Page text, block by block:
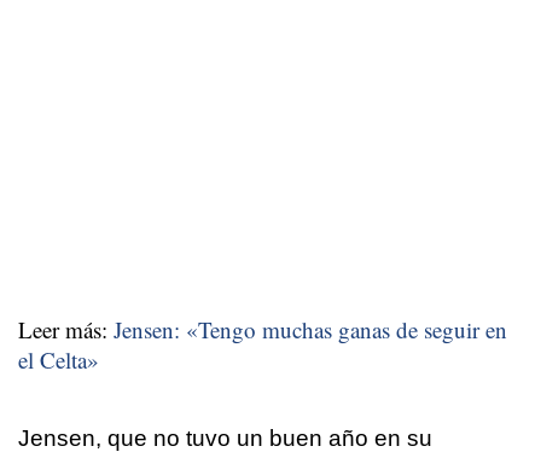
Leer más: Jensen: «Tengo muchas ganas de seguir en
el Celta»
Jensen, que no tuvo un buen año en su